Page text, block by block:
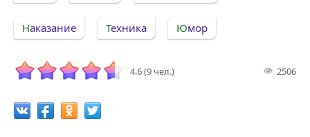
Наказание Техника Юмор
4.6 (9 чел.) 2506